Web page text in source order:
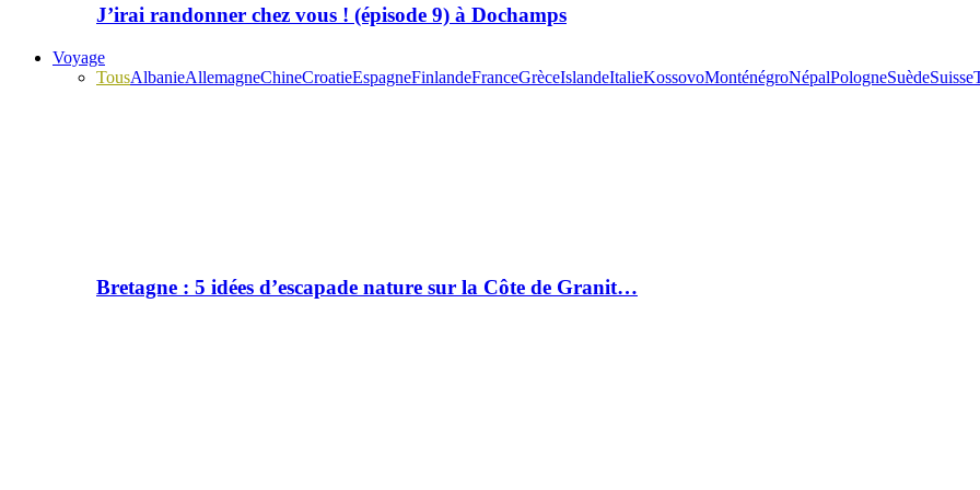
J’irai randonner chez vous ! (épisode 9) à Dochamps
Voyage
TousAlbanieAllemagneChineCroatieEspagneFinlandeFranceGrèceIslandeItalieKossovoMonténégroNépalPologneSuèdeSuisse
Bretagne : 5 idées d’escapade nature sur la Côte de Granit…